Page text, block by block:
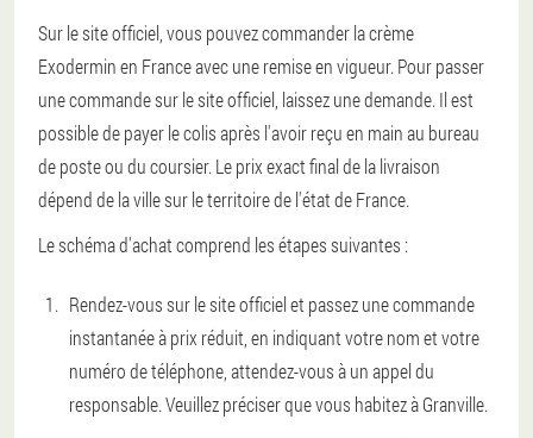
Sur le site officiel, vous pouvez commander la crème
Exodermin en France avec une remise en vigueur. Pour passer
une commande sur le site officiel, laissez une demande. Il est
possible de payer le colis après l'avoir reçu en main au bureau
de poste ou du coursier. Le prix exact final de la livraison
dépend de la ville sur le territoire de l'état de France.
Le schéma d'achat comprend les étapes suivantes :
Rendez-vous sur le site officiel et passez une commande
instantanée à prix réduit, en indiquant votre nom et votre
numéro de téléphone, attendez-vous à un appel du
responsable. Veuillez préciser que vous habitez à Granville.